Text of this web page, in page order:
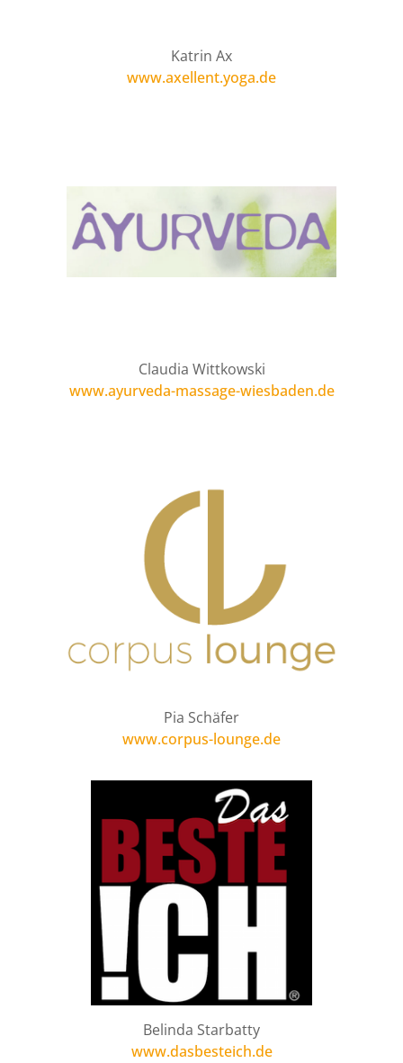
Katrin Ax
www.axellent.yoga.de
Claudia Wittkowski
www.ayurveda-massage-wiesbaden.de
Pia Schäfer
www.corpus-lounge.de
Belinda Starbatty
www.dasbesteich.de